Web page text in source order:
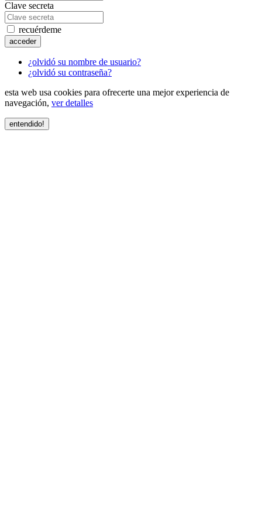
Clave secreta
recuérdeme
acceder
¿olvidó su nombre de usuario?
¿olvidó su contraseña?
esta web usa cookies para ofrecerte una mejor experiencia de
navegación, ver detalles
entendido!